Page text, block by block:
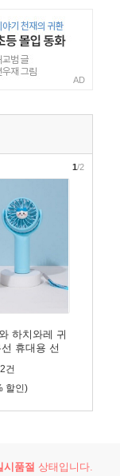
AD
하치와레 귀
휴대용 선
풍기
2건
할인)
1/2
시품절 상태입니다.